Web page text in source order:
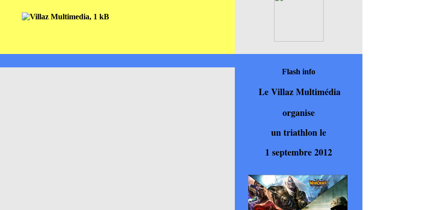
Flash info
Le Villaz Multimédia
organise
un triathlon le
1 septembre 2012